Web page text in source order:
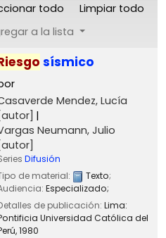
todo
Limpiar todo
a la lista
sísmico
Mendez, Lucía
[autor]
Neumann, Julio
[autor]
Difusión
de material:
Texto;
Especializado;
de publicación: Lima:
Universidad Católica del
1980